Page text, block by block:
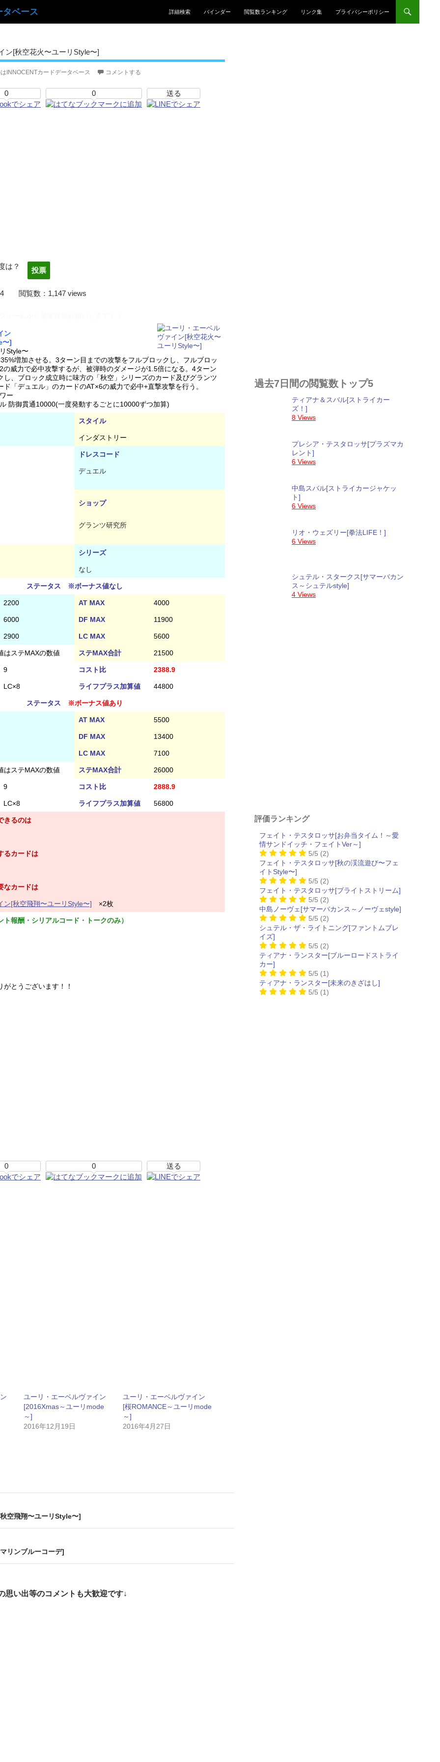
タベース
詳細検索
バインダー 閲覧数ランキング リンク集 プライバシーポリシー
ン[秋空花火〜ユーリStyle〜]
INNOCENTカードデータベース コメントする
0 0 送る
は？
03/14 閲覧数：1,147 views
ン
〜]
Style〜
増加させる。3ターン目までの攻撃をフルブロックし、フルブロッ
の威力で必中攻撃するが、被弾時のダメージが1.5倍になる。4ターン
し、ブロック成立時に味方の「秋空」シリーズのカード及びグランツ
「デュエル」のカードのAT×6の威力で必中+直撃攻撃を行う。
ー
防御貫通10000(一度発動するごとに10000ずつ加算)
スタイル
インダストリー
ドレスコード
デュエル
ショップ
グランツ研究所
シリーズ
なし
ステータス ※ボーナス値なし
2200 AT MAX 4000
6000 DF MAX 11900
2900 LC MAX 5600
はステMAXの数値 ステMAX合計 21500
9 コスト比 2388.9
LC×8 ライフプラス加算値 44800
ステータス ※ボーナス値あり
AT MAX 5500
DF MAX 13400
LC MAX 7100
はステMAXの数値 ステMAX合計 26000
9 コスト比 2888.9
LC×8 ライフプラス加算値 56800
きるのは
るカードは
なカードは
ン[秋空飛翔〜ユーリStyle〜] ×2枚
報酬・シリアルコード・トークのみ）
とうございます！！
0 0 送る
ユーリ・エーベルヴァイン
[2016Xmas～ユーリmode
～]
2016年12月19日
ユーリ・エーベルヴァイン
[桜ROMANCE～ユーリmode
～]
2016年4月27日
空飛翔〜ユーリStyle〜]
リンブルーコーデ]
思い出等のコメントも大歓迎です↓
過去7日間の閲覧数トップ5
ティアナ＆スバル[ストライカー
ズ！]
8 Views
プレシア・テスタロッサ[プラズマカ
レント]
6 Views
中島スバル[ストライカージャケッ
ト]
6 Views
リオ・ウェズリー[拳法LIFE！]
6 Views
シュテル・スタークス[サマーバカン
ス～シュテルstyle]
4 Views
評価ランキング
フェイト・テスタロッサ[お弁当タイム！～愛
情サンドイッチ・フェイトVer～]
5/5 (2)
フェイト・テスタロッサ[秋の渓流遊び〜フェ
イトStyle〜]
5/5 (2)
フェイト・テスタロッサ[ブライトストリーム]
5/5 (2)
中島ノーヴェ[サマーバカンス～ノーヴェstyle]
5/5 (2)
シュテル・ザ・ライトニング[ファントムブレ
イズ]
5/5 (2)
ティアナ・ランスター[ブルーロードストライ
カー]
5/5 (1)
ティアナ・ランスター[未来のきざはし]
5/5 (1)